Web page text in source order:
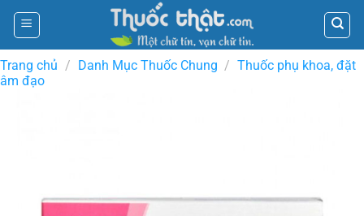
Skip
content
Trang chủ / Danh Mục Thuốc Chung / Thuốc phụ khoa, đặt
âm đạo